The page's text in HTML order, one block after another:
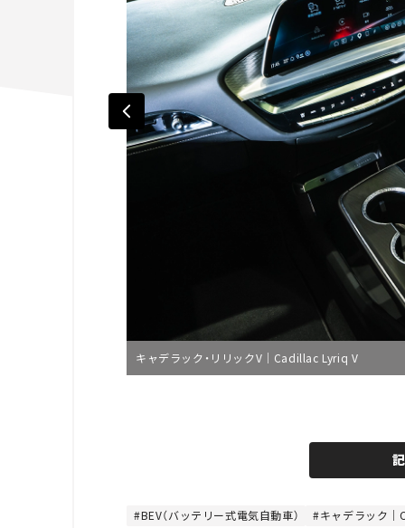
キャデラック・リリックV｜Cadillac Lyriq V
BEV（バッテリー式電気自動車） キャデラック